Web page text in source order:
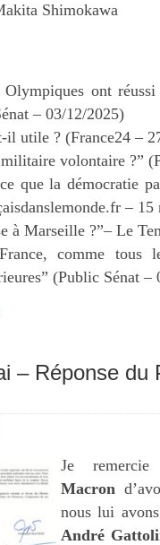
Shimokawa
ont réussi
– 03/12/2025)
il utile ? (France24 –
volontaire ?”
que la démocratie
– 15
à Marseille ?”– Le
comme tous
(Public Sénat –
– Réponse du
Je
Macron
nous lui
André